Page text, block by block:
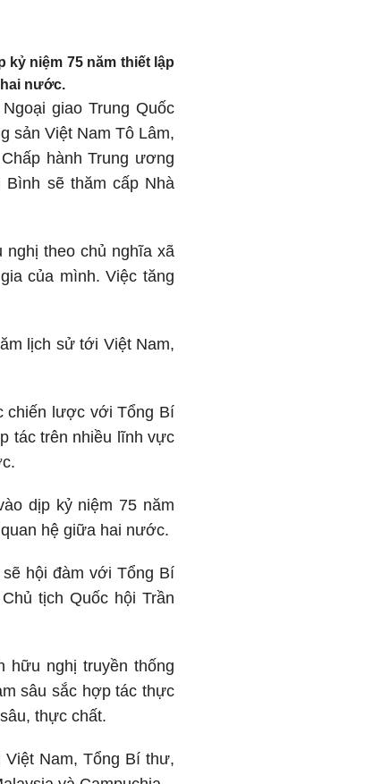
kỷ niệm 75 năm thiết lập
nước.
giao Trung Quốc
sản Việt Nam Tô Lâm,
hành Trung ương
Bình sẽ thăm cấp Nhà
nghị theo chủ nghĩa xã
của mình. Việc tăng
lịch sử tới Việt Nam,
chiến lược với Tổng Bí
tác trên nhiều lĩnh vực
dịp kỷ niệm 75 năm
hệ giữa hai nước.
hội đàm với Tổng Bí
tịch Quốc hội Trần
hữu nghị truyền thống
sâu sắc hợp tác thực
thực chất.
Nam, Tổng Bí thư,